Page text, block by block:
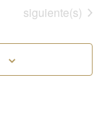
Eventos
siguiente(s)